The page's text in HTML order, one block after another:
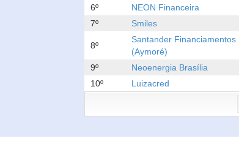
6º
NEON Financeira
7º
Smiles
8º
Santander Financiamentos
(Aymoré)
9º Neoenergia Brasília
10º
Luizacred